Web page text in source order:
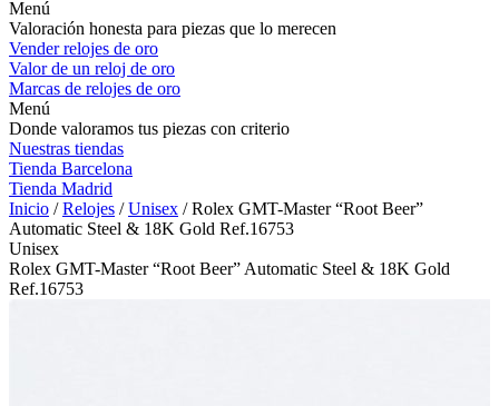
Menú
Valoración honesta para piezas que lo merecen
Vender relojes de oro
Valor de un reloj de oro
Marcas de relojes de oro
Menú
Donde valoramos tus piezas con criterio
Nuestras tiendas
Tienda Barcelona
Tienda Madrid
Inicio /Relojes /Unisex / Rolex GMT-Master “Root Beer”
Automatic Steel & 18K Gold Ref.16753
Unisex
Rolex GMT-Master “Root Beer” Automatic Steel & 18K Gold
Ref.16753